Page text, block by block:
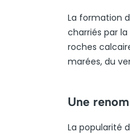
La formation
charriés par
roches
marées, du
Une
La popularité